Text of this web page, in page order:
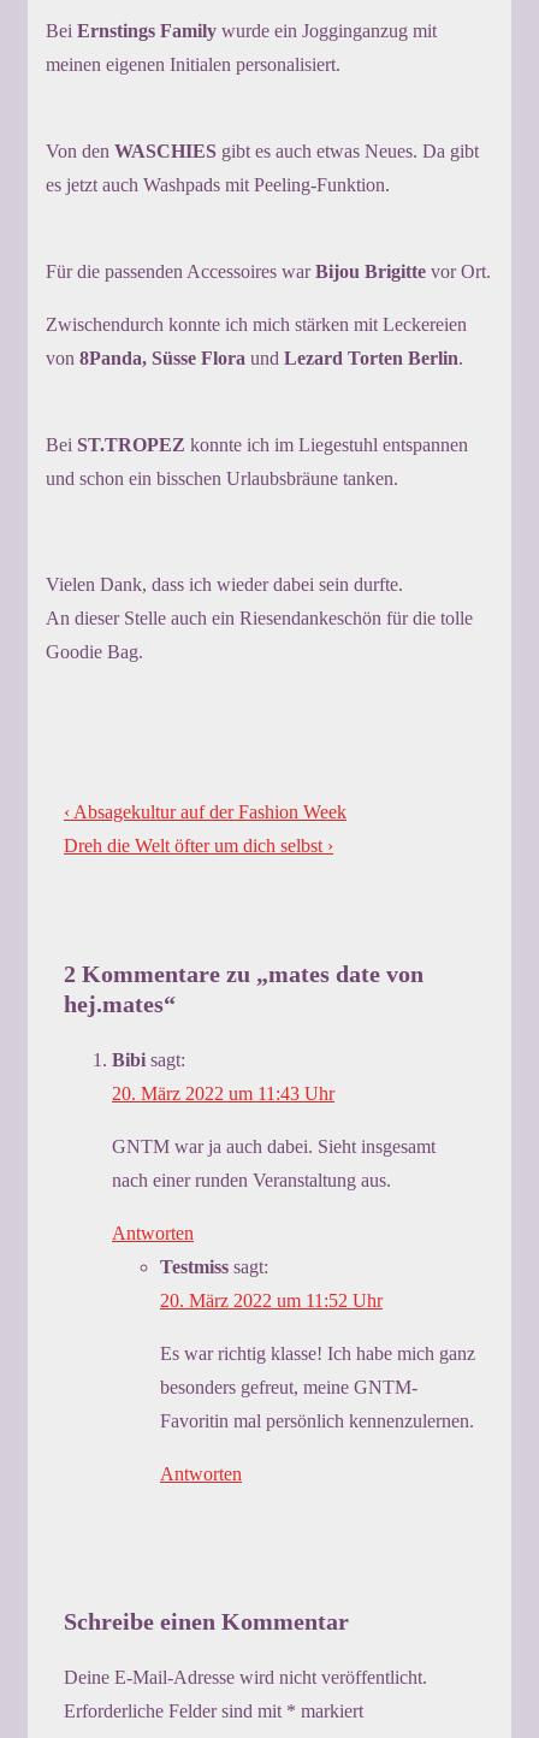
Bei Ernstings Family wurde ein Jogginganzug mit
meinen eigenen Initialen personalisiert.
Von den WASCHIES gibt es auch etwas Neues. Da gibt
es jetzt auch Washpads mit Peeling-Funktion.
Für die passenden Accessoires warBijou Brigitte vor Ort.
Zwischendurch konnte ich mich stärken mit Leckereien
von 8Panda, Süsse Flora und Lezard Torten Berlin.
Bei ST.TROPEZ konnte ich im Liegestuhl entspannen
und schon ein bisschen Urlaubsbräune tanken.
Vielen Dank, dass ich wieder dabei sein durfte.
An dieser Stelle auch ein Riesendankeschön für die tolle
Goodie Bag.
Beitragsnavigation
Previous
Post
‹ Absagekultur auf der Fashion Week
Next
Dreh die Welt öfter um dich selbst ›
2 Kommentare zu „mates date von
hej.mates“
Bibi sagt:
20. März 2022 um 11:43 Uhr
GNTM war ja auch dabei. Sieht insgesamt
nach einer runden Veranstaltung aus.
Antworten
Testmiss sagt:
20. März 2022 um 11:52 Uhr
Es war richtig klasse! Ich habe mich ganz
besonders gefreut, meine GNTM-
Favoritin mal persönlich kennenzulernen.
Antworten
Schreibe einen Kommentar
Deine E-Mail-Adresse wird nicht veröffentlicht.
Erforderliche Felder sind mit * markiert